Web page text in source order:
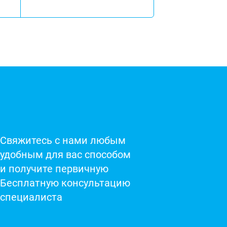
Свяжитесь с нами любым
удобным для вас способом
и получите первичную
Бесплатную консультацию
специалиста